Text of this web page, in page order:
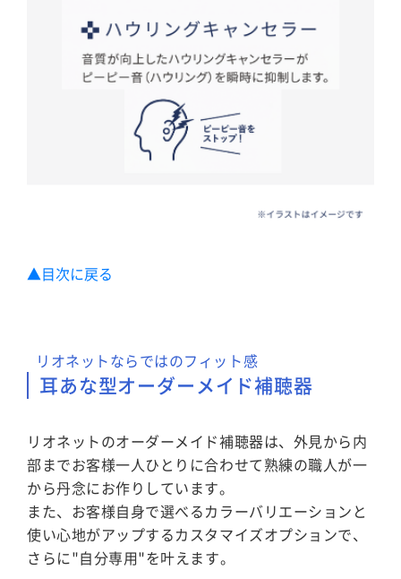
▲目次に戻る
リオネットならではのフィット感
耳あな型オーダーメイド補聴器
リオネットのオーダーメイド補聴器は、外見から内
部までお客様一人ひとりに合わせて熟練の職人が一
から丹念にお作りしています。
また、お客様自身で選べるカラーバリエーションと
使い心地がアップするカスタマイズオプションで、
さらに"自分専用"を叶えます。